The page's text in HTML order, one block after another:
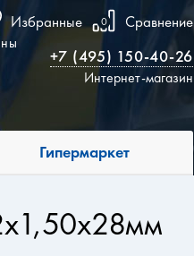
Избранные 0 Сравнение
+7 (495) 150-40-26
Интернет-магазин
Гипермаркет